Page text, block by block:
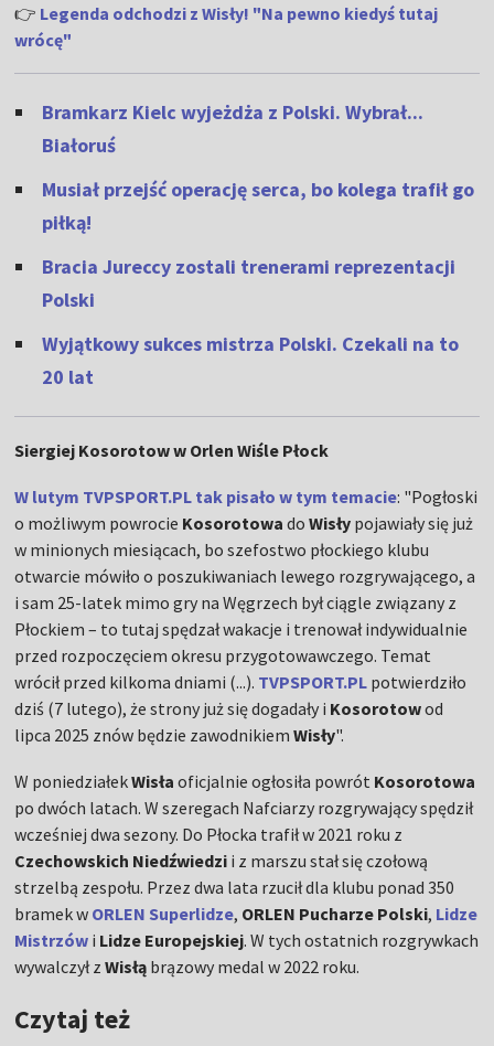
👉 Legenda odchodzi z Wisły! "Na pewno kiedyś tutaj
wrócę"
Bramkarz Kielc wyjeżdża z Polski. Wybrał...
Białoruś
Musiał przejść operację serca, bo kolega trafił go
piłką!
Bracia Jureccy zostali trenerami reprezentacji
Polski
Wyjątkowy sukces mistrza Polski. Czekali na to
20 lat
Siergiej Kosorotow w Orlen Wiśle Płock
W lutym TVPSPORT.PL tak pisało w tym temacie: "Pogłoski
o możliwym powrocie KosorotowadoWisły pojawiały się już
w minionych miesiącach, bo szefostwo płockiego klubu
otwarcie mówiło o poszukiwaniach lewego rozgrywającego, a
i sam 25-latek mimo gry na Węgrzech był ciągle związany z
Płockiem – to tutaj spędzał wakacje i trenował indywidualnie
przed rozpoczęciem okresu przygotowawczego. Temat
wrócił przed kilkoma dniami (...). TVPSPORT.PL potwierdziło
dziś (7 lutego), że strony już się dogadały i Kosorotowod
lipca 2025 znów będzie zawodnikiemWisły".
W poniedziałekWisłaoficjalnie ogłosiła powrót Kosorotowa
po dwóch latach. W szeregach Nafciarzy rozgrywający spędził
wcześniej dwa sezony. Do Płocka trafił w 2021 roku z
Czechowskich Niedźwiedzi i z marszu stał się czołową
strzelbą zespołu. Przez dwa lata rzucił dla klubu ponad 350
bramek w ORLEN Superlidze, ORLEN Pucharze Polski, Lidze
Mistrzów i Lidze Europejskiej. W tych ostatnich rozgrywkach
wywalczył zWisłą brązowy medal w 2022 roku.
Czytaj też